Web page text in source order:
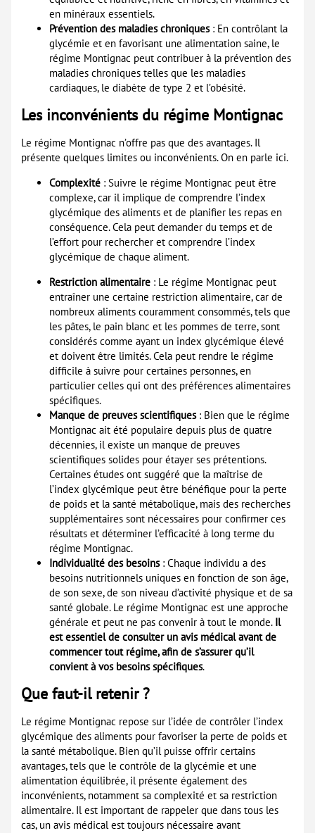
en minéraux essentiels.
Prévention des maladies chroniques: En contrôlant la
glycémie et en favorisant une alimentation saine, le
régime Montignac peut contribuer à la prévention des
maladies chroniques telles que les maladies
cardiaques, le diabète de type 2 et l’obésité.
Les inconvénients du régime Montignac
Le régime Montignac n’offre pas que des avantages. Il
présente quelques limites ou inconvénients. On en parle ici.
Complexité : Suivre le régime Montignac peut être
complexe, car il implique de comprendre l’index
glycémique des aliments et de planifier les repas en
conséquence. Cela peut demander du temps et de
l’effort pour rechercher et comprendre l’index
glycémique de chaque aliment.
Restriction alimentaire : Le régime Montignac peut
entraîner une certaine restriction alimentaire, car de
nombreux aliments couramment consommés, tels que
les pâtes, le pain blanc et les pommes de terre, sont
considérés comme ayant un index glycémique élevé
et doivent être limités. Cela peut rendre le régime
difficile à suivre pour certaines personnes, en
particulier celles qui ont des préférences alimentaires
spécifiques.
Manque de preuves scientifiques: Bien que le régime
Montignac ait été populaire depuis plus de quatre
décennies, il existe un manque de preuves
scientifiques solides pour étayer ses prétentions.
Certaines études ont suggéré que la maîtrise de
l’index glycémique peut être bénéfique pour la perte
de poids et la santé métabolique, mais des recherches
supplémentaires sont nécessaires pour confirmer ces
résultats et déterminer l’efficacité à long terme du
régime Montignac.
Individualité des besoins: Chaque individu a des
besoins nutritionnels uniques en fonction de son âge,
de son sexe, de son niveau d’activité physique et de sa
santé globale. Le régime Montignac est une approche
générale et peut ne pas convenir à tout le monde. Il
est essentiel de consulter un avis médical avant de
commencer tout régime, afin de s’assurer qu’il
convient à vos besoins spécifiques.
Que faut-il retenir ?
Le régime Montignac repose sur l’idée de contrôler l’index
glycémique des aliments pour favoriser la perte de poids et
la santé métabolique. Bien qu’il puisse offrir certains
avantages, tels que le contrôle de la glycémie et une
alimentation équilibrée, il présente également des
inconvénients, notamment sa complexité et sa restriction
alimentaire. Il est important de rappeler que dans tous les
cas, un avis médical est toujours nécessaire avant